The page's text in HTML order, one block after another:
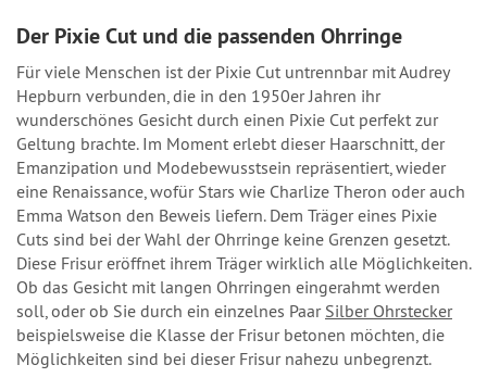
Der Pixie Cut und die passenden Ohrringe
Für viele Menschen ist der Pixie Cut untrennbar mit Audrey
Hepburn verbunden, die in den 1950er Jahren ihr
wunderschönes Gesicht durch einen Pixie Cut perfekt zur
Geltung brachte. Im Moment erlebt dieser Haarschnitt, der
Emanzipation und Modebewusstsein repräsentiert, wieder
eine Renaissance, wofür Stars wie Charlize Theron oder auch
Emma Watson den Beweis liefern. Dem Träger eines Pixie
Cuts sind bei der Wahl der Ohrringe keine Grenzen gesetzt.
Diese Frisur eröffnet ihrem Träger wirklich alle Möglichkeiten.
Ob das Gesicht mit langen Ohrringen eingerahmt werden
soll, oder ob Sie durch ein einzelnes Paar Silber Ohrstecker
beispielsweise die Klasse der Frisur betonen möchten, die
Möglichkeiten sind bei dieser Frisur nahezu unbegrenzt.